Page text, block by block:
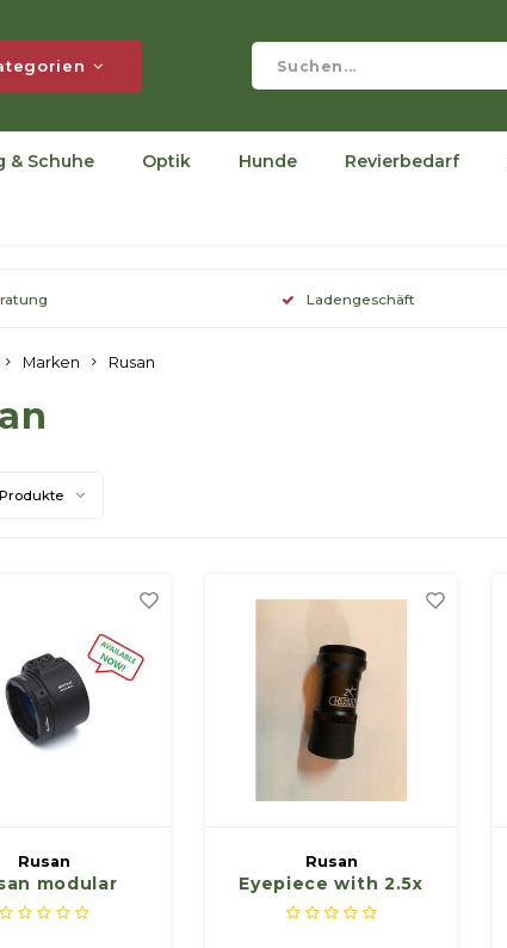
& Schuhe Optik Hunde Revierbedarf
Ladengeschäft
Marken Rusan
Rusan
modular
- fixed
Rusan
Eyepiece with 2.5x
magnification